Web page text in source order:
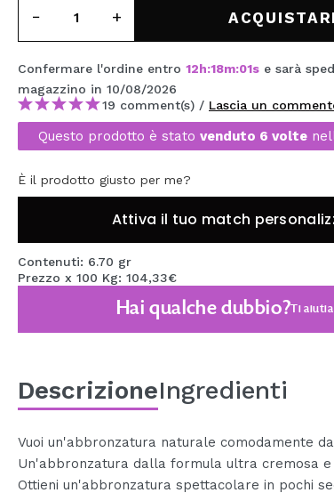
MAQUIFARMA
TRAVEL SIZE
NATURE
SPECIALE
SONO TORNATI!
PROSSIMAMENTE
Confermare l'ordine entro 12h:17m:59s e sarà
magazzino in 10/08/2026
19 comment(s) / Lascia un
Questo prodotto è stato venduto 6 volte
È il prodotto giusto per me?
Attiva il tuo match
Contenuti: 6.70 gr
Prezzo x 100 Kg: 104,33€
Hai qualche dubbio?Ti
DescrizioneIngredienti
Vuoi un'abbronzatura naturale comodamente
Un'abbronzatura dalla formula ultra cremosa
Ottieni un'abbronzatura spettacolare in pochi